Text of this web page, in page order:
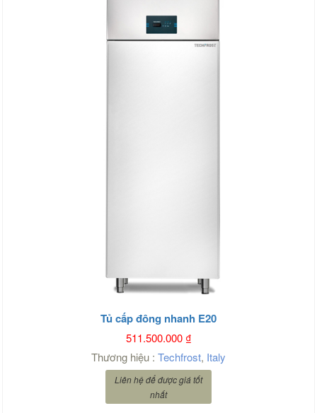
Tủ cấp đông nhanh E20
511.500.000₫
Thương hiệu : Techfrost, Italy
Liên hệ để được giá tốt
nhất